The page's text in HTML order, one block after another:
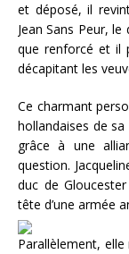
et déposé, il
Jean Sans Peur,
que renforcé et il
décapitant les
Ce charmant
hollandaises de
grâce à une
question.
duc de
tête d’une armée
Parallèlement,